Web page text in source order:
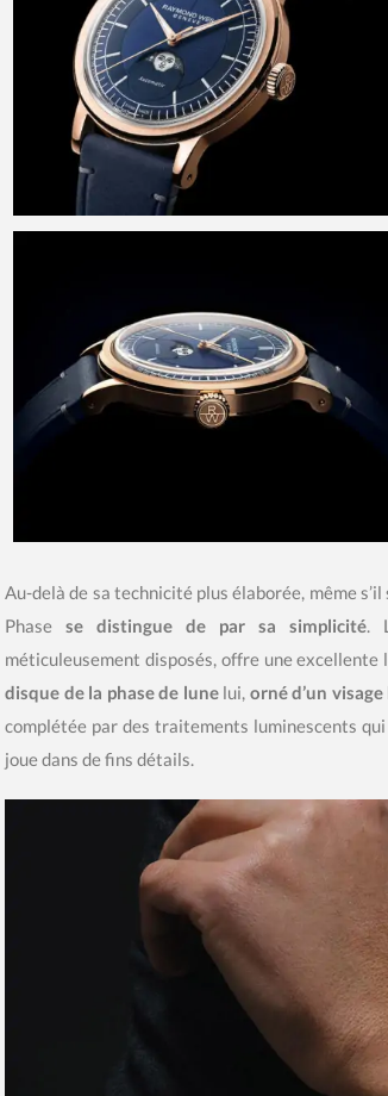
Au-delà de sa technicité plus élaborée, même
Phase se distingue de par sa simplicité.
méticuleusement disposés, offre une
disque de la phase de lunelui, orné d’un
complétée par des traitements luminescents
joue dans de fins détails.